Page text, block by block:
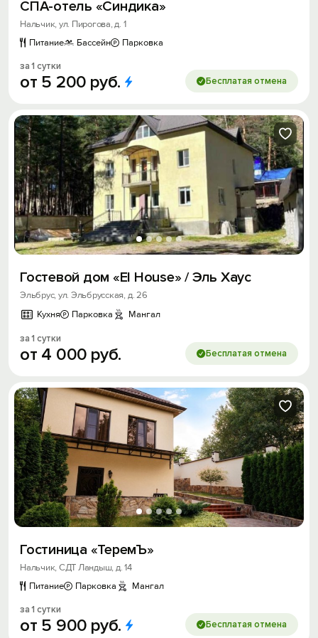
СПА-отель «Синдика»
Нальчик, ул. Пирогова, д. 1
Питание
Бассейн Парковка
за 1 сутки
от 5 200 руб. Бесплатая отмена
Гостевой дом «El House» / Эль Хаус
Эльбрус, ул. Эльбрусская, д. 26
Кухня
Парковка Мангал
за 1 сутки
от 4 000 руб. Бесплатая отмена
Гостиница «ТеремЪ»
Нальчик, СДТ Ландыш, д. 14
Питание
Парковка Мангал
за 1 сутки
от 5 900 руб. Бесплатая отмена